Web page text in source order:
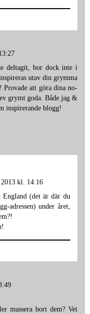
deltagit, bor dock inte i
utav din grymma
Provade att göra dina no-
grymt goda. Både jag &
inspirerande blogg!
kl. 14:16
England (det är där du
adressen) under året,
massera bort dem? Vet